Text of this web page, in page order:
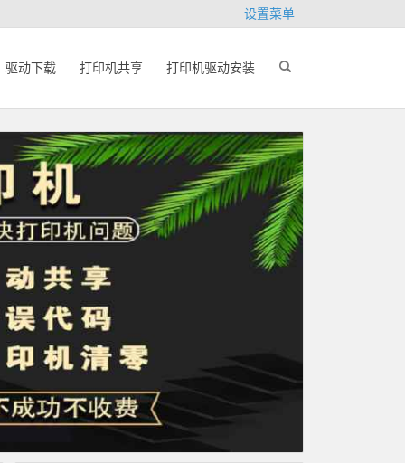
设置菜单
驱动下载 打印机共享 打印机驱动安装